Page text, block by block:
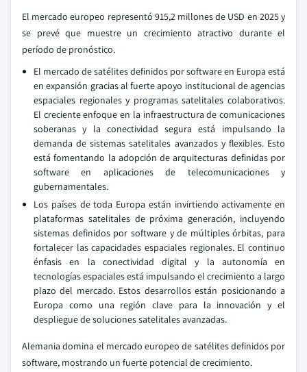
El mercado europeo representó 915,2 millones de USD en 2025 y
se prevé que muestre un crecimiento atractivo durante el
período de pronóstico.
El mercado de satélites definidos por software en Europa está
en expansión gracias al fuerte apoyo institucional de agencias
espaciales regionales y programas satelitales colaborativos.
El creciente enfoque en la infraestructura de comunicaciones
soberanas y la conectividad segura está impulsando la
demanda de sistemas satelitales avanzados y flexibles. Esto
está fomentando la adopción de arquitecturas definidas por
software en aplicaciones de telecomunicaciones y
gubernamentales.
Los países de toda Europa están invirtiendo activamente en
plataformas satelitales de próxima generación, incluyendo
sistemas definidos por software y de múltiples órbitas, para
fortalecer las capacidades espaciales regionales. El continuo
énfasis en la conectividad digital y la autonomía en
tecnologías espaciales está impulsando el crecimiento a largo
plazo del mercado. Estos desarrollos están posicionando a
Europa como una región clave para la innovación y el
despliegue de soluciones satelitales avanzadas.
Alemania domina el mercado europeo de satélites definidos por
software, mostrando un fuerte potencial de crecimiento.